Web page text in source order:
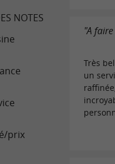
NOTES
prix
"A
Très
un